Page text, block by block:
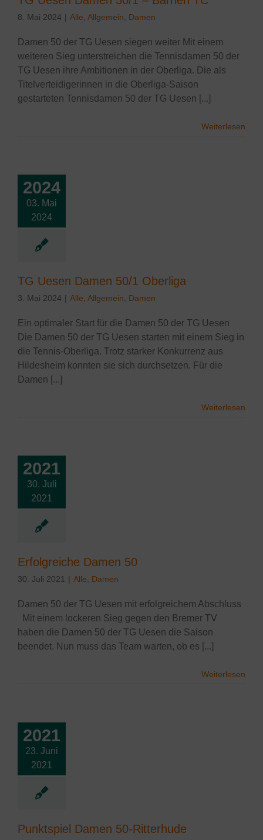
8. Mai 2024 | Alle Allgemein Damen
Damen 50 der TG Uesen siegen weiter Mit einem
weiteren Sieg unterstreichen die Tennisdamen 50 der
TG Uesen ihre Ambitionen in der Oberliga. Die als
Titelverteidigerinnen in die Oberliga-Saison
gestarteten Tennisdamen 50 der TG Uesen [...]
Weiterlesen
2024
03. Mai
2024
Damen
Oberliga
Damen
TG Uesen Damen 50/1 Oberliga
3. Mai 2024 | Alle Allgemein Damen
Ein optimaler Start für die Damen 50 der TG Uesen
Die Damen 50 der TG Uesen starten mit einem Sieg in
die Tennis-Oberliga. Trotz starker Konkurrenz aus
Hildesheim konnten sie sich durchsetzen. Für die
Damen [...]
Weiterlesen
2021
30. Juli
2021
Damen
Erfolgreiche Damen 50
30. Juli 2021 | Alle Damen
Damen 50 der TG Uesen mit erfolgreichem Abschluss
Mit einem lockeren Sieg gegen den Bremer TV
haben die Damen 50 der TG Uesen die Saison
beendet. Nun muss das Team warten, ob es [...]
Weiterlesen
2021
23. Juni
2021
Damen
Punktspiel Damen 50-Ritterhude